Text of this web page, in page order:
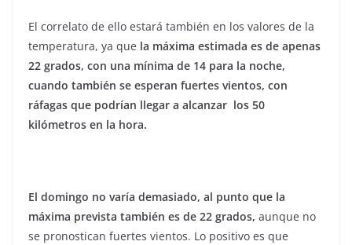
El correlato de ello estará también en los valores de la
temperatura, ya que la máxima estimada es de apenas
22 grados, con una mínima de 14 para la noche,
cuando también se esperan fuertes vientos, con
ráfagas que podrían llegar a alcanzar los 50
kilómetros en la hora.
El domingo no varía demasiado, al punto que la
máxima prevista también es de 22 grados, aunque no
se pronostican fuertes vientos. Lo positivo es que